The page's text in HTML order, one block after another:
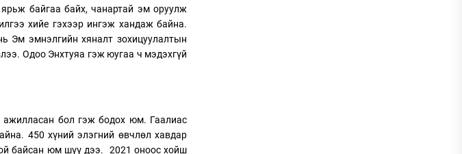
байгаа байх, чанартай эм оруулж
хийе гэхээр ингэж хандаж байна.
Эм эмнэлгийн хяналт зохицуулалтын
Одоо Энхтуяа гэж юугаа ч мэдэхгүй
бол гэж бодох юм. Гаалиас
450 хүний элэгний өвчлөл хавдар
байсан юм шүү дээ. 2021 оноос хойш